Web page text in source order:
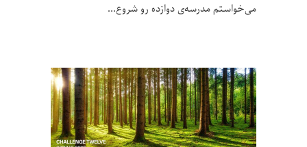
می‌خواستم مدرسه‌ی دوازده رو شروع